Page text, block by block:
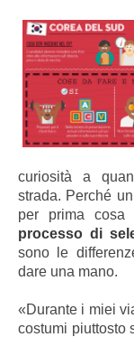
curiosità a
strada. Perché
per prima cosa
processo di
sono le
dare una mano.
«Durante i miei
costumi piuttosto